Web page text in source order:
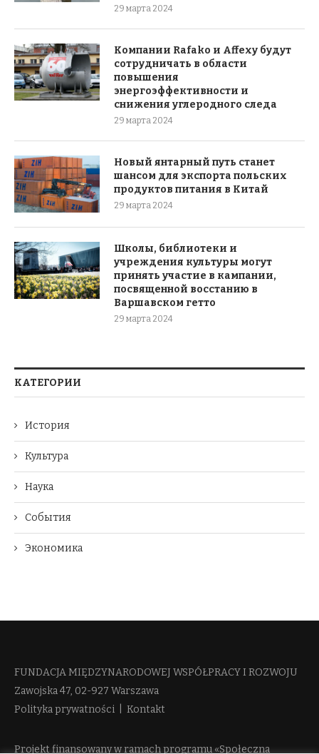
29 марта 2024
Компании Rafako и Affexy будут
сотрудничать в области
повышения
энергоэффективности и
снижения углеродного следа
29 марта 2024
Новый янтарный путь станет
шансом для экспорта польских
продуктов питания в Китай
29 марта 2024
Школы, библиотеки и
учреждения культуры могут
принять участие в кампании,
посвященной восстанию в
Варшавском гетто
29 марта 2024
КАТЕГОРИИ
История
Культура
Наука
События
Экономика
FUNDACJA MIĘDZYNARODOWEJ WSPÓŁPRACY I ROZWOJU​
Zawojska 47, 02-927 Warszawa
Polityka prywatności
Kontakt
Projekt finansowany w ramach programu «Społeczna